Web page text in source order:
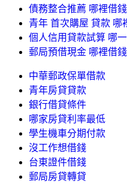
債務整合推薦 哪裡借
青年 首次購屋 貸款 哪
個人信用貸款試算 哪
郵局預借現金 哪裡借
中華郵政保單借款
青年房貸貸款
銀行借貸條件
哪家房貸利率最低
學生機車分期付款
沒工作想借錢
台東證件借錢
郵局房貸轉貸